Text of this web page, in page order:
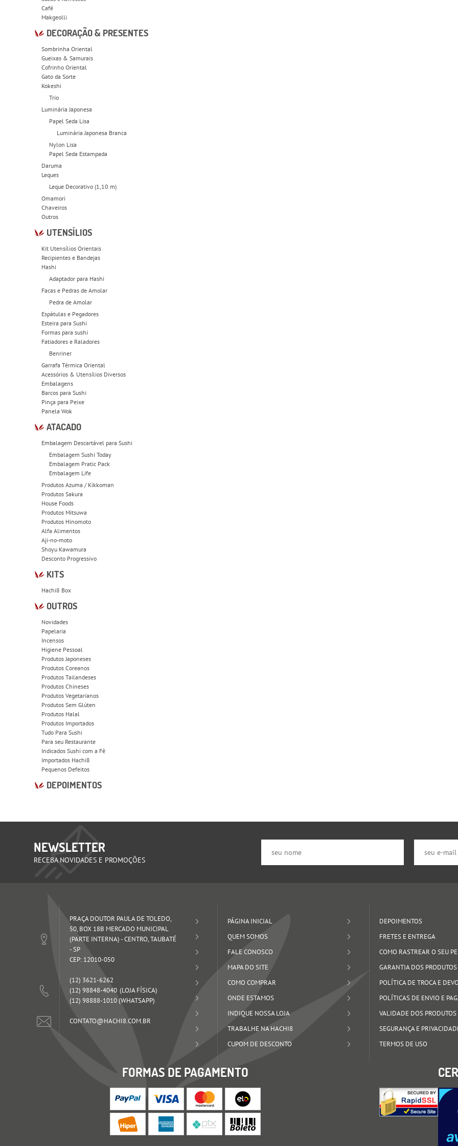
Café
Makgeolli
DECORAÇÃO & PRESENTES
Sombrinha Oriental
Gueixas & Samurais
Cofrinho Oriental
Gato da Sorte
Kokeshi
Trio
Luminária Japonesa
Papel Seda Lisa
Luminária Japonesa Branca
Nylon Lisa
Papel Seda Estampada
Daruma
Leques
Leque Decorativo (1,10 m)
Omamori
Chaveiros
Outros
UTENSÍLIOS
Kit Utensílios Orientais
Recipientes e Bandejas
Hashi
Adaptador para Hashi
Facas e Pedras de Amolar
Pedra de Amolar
Espátulas e Pegadores
Esteira para Sushi
Formas para sushi
Fatiadores e Raladores
Benriner
Garrafa Térmica Oriental
Acessórios & Utensílios Diversos
Embalagens
Barcos para Sushi
Pinça para Peixe
Panela Wok
ATACADO
Embalagem Descartável para Sushi
Embalagem Sushi Today
Embalagem Pratic Pack
Embalagem Life
Produtos Azuma / Kikkoman
Produtos Sakura
House Foods
Produtos Mitsuwa
Produtos Hinomoto
Alfa Alimentos
Aji-no-moto
Shoyu Kawamura
Desconto Progressivo
KITS
Hachi8 Box
OUTROS
Novidades
Papelaria
Incensos
Higiene Pessoal
Produtos Japoneses
Produtos Coreanos
Produtos Tailandeses
Produtos Chineses
Produtos Vegetarianos
Produtos Sem Glúten
Produtos Halal
Produtos Importados
Tudo Para Sushi
Para seu Restaurante
Indicados Sushi com a Fê
Importados Hachi8
Pequenos Defeitos
DEPOIMENTOS
NEWSLETTER
RECEBA NOVIDADES E PROMOÇÕES
PRAÇA DOUTOR PAULA DE TOLEDO,
50, BOX 18B MERCADO MUNICIPAL
(PARTE INTERNA)-CENTRO, TAUBATÉ
-SP
CEP: 12010-050
(12) 3621-6262
(12) 98848-4040
(12) 98888-1010(WHATSAPP)
CONTATO@HACHI8.COM.BR
PÁGINA INICIAL
QUEM SOMOS
FALE CONOSCO
MAPA DO SITE
COMO COMPRAR
ONDE ESTAMOS
INDIQUE NOSSA LOJA
TRABALHE NA HACHI8
CUPOM DE DESCONTO
DEPOIMENTOS
FRETES E ENTREGA
COMO RASTREAR O SEU
GARANTIA DOS PRODUTOS
POLÍTICA DE TROCA E
POLÍTICAS DE ENVIO E
VALIDADE DOS PRODUTOS
SEGURANÇA E
TERMOS DE USO
FORMAS DE PAGAMENTO